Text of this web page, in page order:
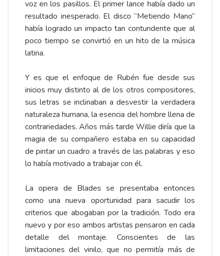
voz en los pasillos. El primer lance había dado un
resultado inesperado. El disco “Metiendo Mano”
había logrado un impacto tan contundente que al
poco tiempo se convirtió en un hito de la música
latina.
Y es que el enfoque de Rubén fue desde sus
inicios muy distinto al de los otros compositores,
sus letras se inclinaban a desvestir la verdadera
naturaleza humana, la esencia del hombre llena de
contrariedades. Años más tarde Willie diría que la
magia de su compañero estaba en su capacidad
de pintar un cuadro a través de las palabras y eso
lo había motivado a trabajar con él.
La opera de Blades se presentaba entonces
como una nueva oportunidad para sacudir los
criterios que abogaban por la tradición. Todo era
nuevo y por eso ambos artistas pensaron en cada
detalle del montaje. Conscientes de las
limitaciones del vinilo, que no permitía más de